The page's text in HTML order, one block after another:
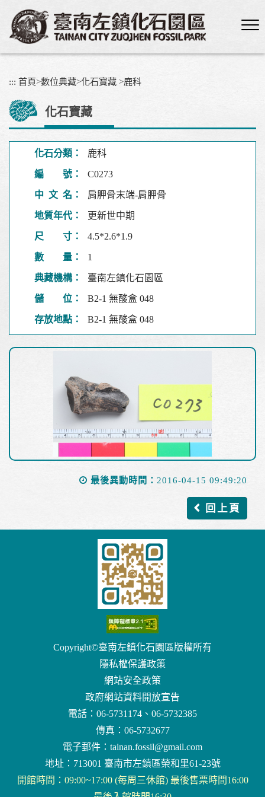
內
::: 首頁>數位典藏>化石寶藏 >鹿科
化石寶藏
化石分類： 鹿科
編 號： C0273
中 文 名： 肩胛骨末端-肩胛骨
地質年代： 更新世中期
尺 寸： 4.5*2.6*1.9
數 量： 1
典藏機構： 臺南左鎮化石園區
儲 位： B2-1 無酸盒 048
存放地點： B2-1 無酸盒 048
最後異動時間： 2016-04-15 09:49:20
回上頁
Copyright©臺南左鎮化石園區版權所有
隱私權保護政策
網站安全政策
政府網站資料開放宣告
電話：06-5731174、06-5732385
傳真：06-5732677
電子郵件： tainan.fossil@gmail.com
地址：713001 臺南市左鎮區榮和里61-23號
開館時間：09:00~17:00 (每周三休館) 最後售票時間16:00